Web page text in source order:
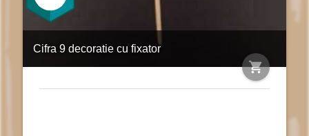
Cifra 9 decoratie cu fixator
shopping_cart